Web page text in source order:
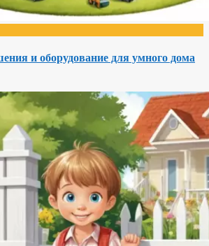
и оборудование для умного дома